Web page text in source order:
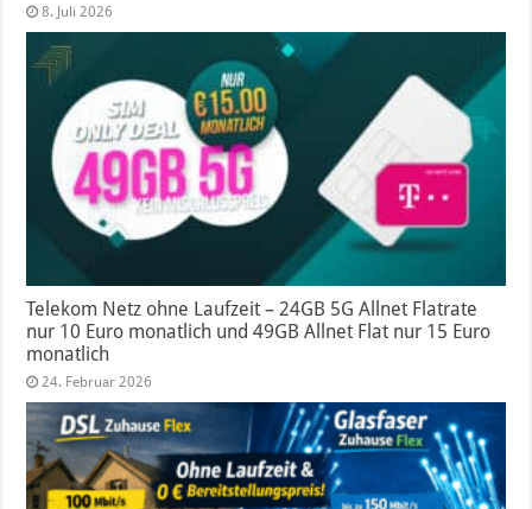
8. Juli 2026
Telekom Netz ohne Laufzeit – 24GB 5G Allnet Flatrate
nur 10 Euro monatlich und 49GB Allnet Flat nur 15 Euro
monatlich
24. Februar 2026